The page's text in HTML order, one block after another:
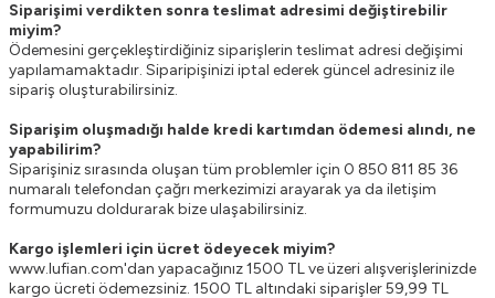
Siparişimi verdikten sonra teslimat adresimi değiştirebilir
miyim?
Ödemesini gerçekleştirdiğiniz siparişlerin teslimat adresi değişimi
yapılamamaktadır. Siparipişinizi iptal ederek güncel adresiniz ile
sipariş oluşturabilirsiniz.
Siparişim oluşmadığı halde kredi kartımdan ödemesi alındı, ne
yapabilirim?
Siparişiniz sırasında oluşan tüm problemler için 0 850 811 85 36
numaralı telefondan çağrı merkezimizi arayarak ya da iletişim
formumuzu doldurarak bize ulaşabilirsiniz.
Kargo işlemleri için ücret ödeyecek miyim?
www.lufian.com'dan yapacağınız 1500 TL ve üzeri alışverişlerinizde
kargo ücreti ödemezsiniz. 1500 TL altındaki siparişler 59,99 TL